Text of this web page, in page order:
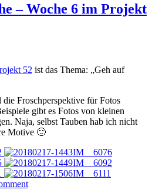
– Woche 6 im Projekt
52 ist das Thema: „Geh auf
Froschperspektive für Fotos
gibt es Fotos von kleinen
Naja, selbst Tauben hab ich nicht
Motive 🙂